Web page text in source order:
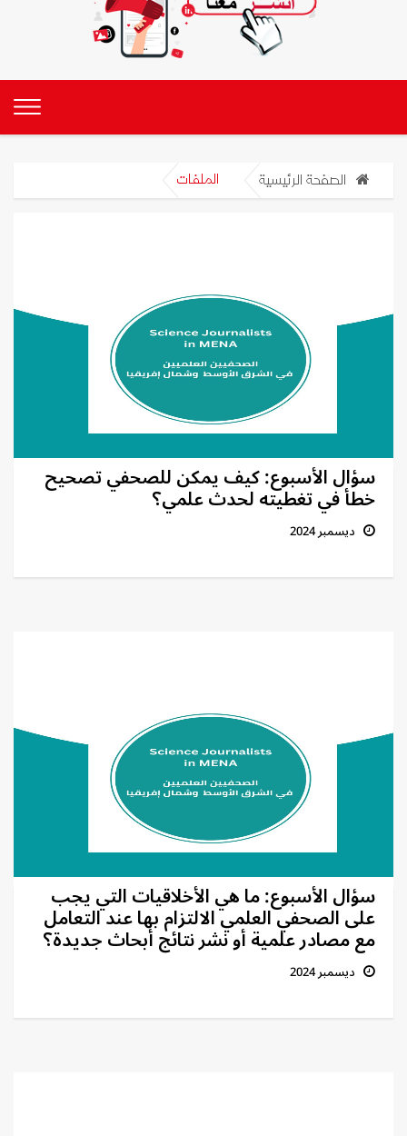
الصفحة الرئيسية الملفات
سؤال الأسبوع: كيف يمكن للصحفي تصحيح
خطأ في تغطيته لحدث علمي؟
ديسمبر 2024
سؤال الأسبوع: ما هي الأخلاقيات التي يجب
على الصحفي العلمي الالتزام بها عند التعامل
مع مصادر علمية أو نشر نتائج أبحاث جديدة؟
ديسمبر 2024